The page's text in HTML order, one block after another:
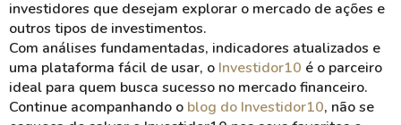
investidores que desejam explorar o mercado de ações e
outros tipos de investimentos.
Com análises fundamentadas, indicadores atualizados e
uma plataforma fácil de usar, o Investidor10 é o parceiro
ideal para quem busca sucesso no mercado financeiro.
Continue acompanhando o blog do Investidor10, não se